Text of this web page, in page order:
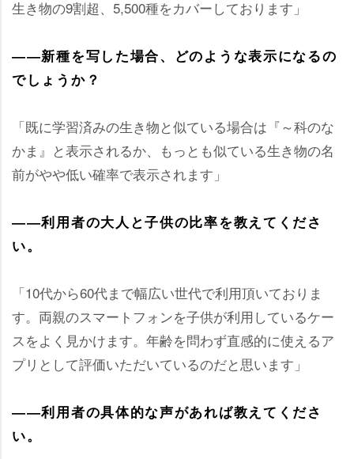
生き物の9割超、5,500種をカバーしております」
――新種を写した場合、どのような表示になるの
でしょうか？
「既に学習済みの生き物と似ている場合は『～科のな
かま』と表示されるか、もっとも似ている生き物の名
前がやや低い確率で表示されます」
――利用者の大人と子供の比率を教えてくださ
い。
「10代から60代まで幅広い世代で利用頂いておりま
す。両親のスマートフォンを子供が利用しているケー
スをよく見かけます。年齢を問わず直感的に使えるア
プリとして評価いただいているのだと思います」
――利用者の具体的な声があれば教えてくださ
い。